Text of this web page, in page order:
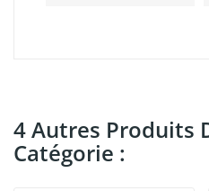
4 Autres Produits
Catégorie :